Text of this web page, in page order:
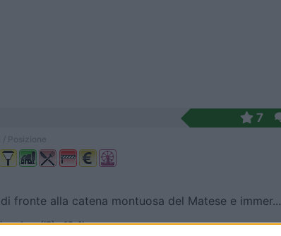
7
fronte alla catena montuosa del Matese e immer...
(IS) - 19.4km